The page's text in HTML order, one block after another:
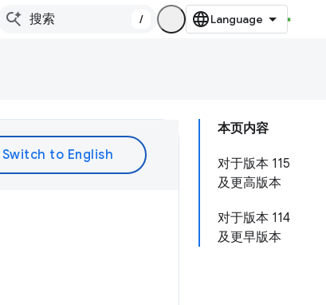
/
本页内容
对于版本 115
及更高版本
对于版本 114
及更早版本